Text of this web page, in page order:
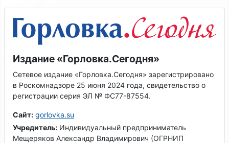
Издание «Горловка.Сегодня»
Сетевое издание «Горловка.Сегодня» зарегистрировано
в Роскомнадзоре 25 июня 2024 года, свидетельство о
регистрации серия ЭЛ № ФС77-87554.
Сайт: gorlovka.su
Учредитель: Индивидуальный предприниматель
Мещеряков Александр Владимирович (ОГРНИП